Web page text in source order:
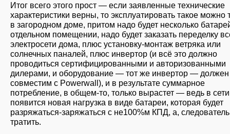
Итог всего этого прост — если заявленные технические
характеристики верны, то эксплуатировать такое можно
в загородном доме, притом надо будет несколько
отдельном помещении, надо будет заказать переделку
электросети дома, плюс установку-монтаж ветряка или
солнечных паналей, плюс инвертор (и всё это должно
проводиться сертифицированными и авторизованными
дилерами, и оборудование — тот же инвертор —
совместим с Powerwall), и в результате суммарное
потребление, в общем-то, только вырастет — ведь в сети
появится новая нагрузка в виде батареи, которая будет
разряжаться-заряжаться с не100%м КПД, а,
тратить.